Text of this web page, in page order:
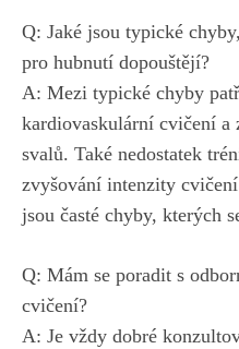
Q:‌ Jaké jsou typické
pro hubnutí dopouštějí?
A:⁤ Mezi typické chyby​
kardiovaskulární ⁣cvičení a​
svalů. ⁣Také nedostatek
zvyšování intenzity
‍jsou časté⁤ chyby, kterých
Q: Mám ‌se ‌poradit s
cvičení?
A: Je vždy dobré